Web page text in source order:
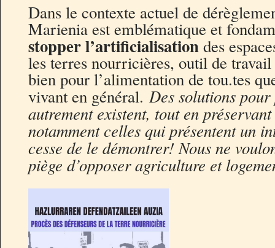
Dans le contexte actuel de
Marienia est emblématique et
stopper l’artificialisationdes
les terres nourricières, outil de travail
bien pour l’alimentation de tou.tes
vivant en général. Des solutions
autrement existent, tout en
notamment celles qui présentent un
cesse de le démontrer! Nous ne
piège d’opposer agriculture et